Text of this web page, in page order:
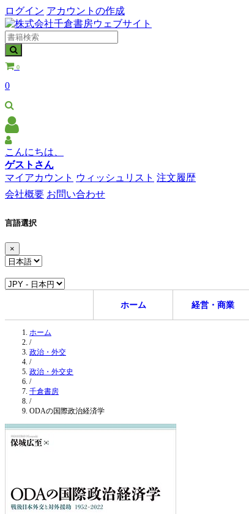
ログイン アカウントの作成
0
0
こんにちは、
ゲストさん
マイアカウント ウィッシュリスト 注文履歴
会社概要 お問い合わせ
言語選択
×
ホーム 経営・商業
ホーム
/
政治・外交
/
政治・外交史
/
千倉書房
/
ODAの国際政治経済学